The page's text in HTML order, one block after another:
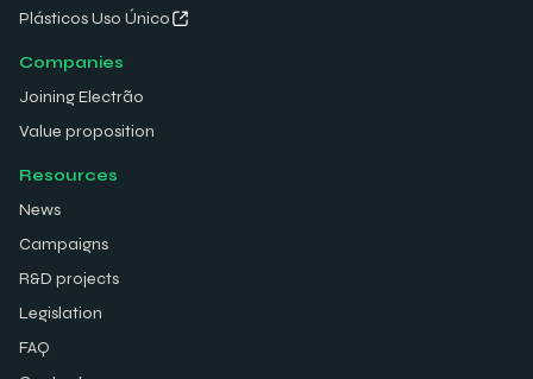
Plásticos Uso Único
Companies
Joining Electrão
Value proposition
Resources
News
Campaigns
R&D projects
Legislation
FAQ